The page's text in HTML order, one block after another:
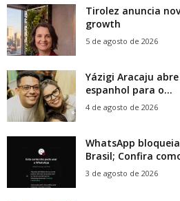
Tirolez anuncia
growth
5 de agosto de 2026
Yázigi Aracaju
espanhol para o...
4 de agosto de 2026
WhatsApp
Brasil; Confira
3 de agosto de 2026